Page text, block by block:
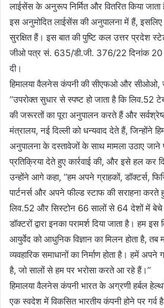
लाईसेंस के अनुरूप निर्मित और वितरित किया
इस अनुमोदित लाईसेंस की अनुपालना में हैं, इसलिए
सुरक्षित हैं। इस बात की पुष्टि कल उत्तर प्रदेश
जीओ पत्र सं. 635/डी.जी. 376/22 दिनांक 20
दी।
हिमालया वैलनेस कंपनी की सीएफओ और सीओओ,
‘‘उपरोक्त सुधार से स्पष्ट हो जाता है कि
की जरूरतों का पूरा अनुपालन करते हैं और
मंत्रालय, नई दिल्ली को धन्यवाद देते हैं, जिन्होंने
अनुपालना के दस्तावेजों के साथ मामला उठाए जाने
प्रतिक्रिया देते हुए कार्रवाई की, और इसे हल कर
उन्होंने आगे कहा, ‘‘हम अपने ग्राहकों, डॉक्टर्स,
पार्टनर्स और अपने फील्ड स्टाफ की सराहना
लिव.52 और सिस्टोन 66 सालों से 64 देशों में बेचे
डॉक्टरों द्वारा इनका परामर्श दिया जाता है। हम
आयुर्वेद को आधुनिक विज्ञान का मिलन होता है,
व्यवहारिक समाधानों का निर्माण होता है। हमें
है, जो सालों से हम पर भरोसा करते आ रहे हैं।’’
हिमालया वैलनेस कंपनी भारत के अग्रणी हर्बल
एक स्वदेश में विकसित भारतीय कंपनी होने पर